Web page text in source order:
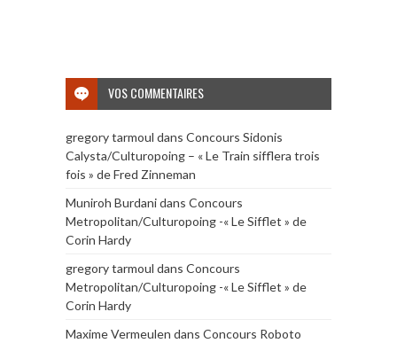
VOS COMMENTAIRES
gregory tarmoul dans Concours Sidonis
Calysta/Culturopoing – « Le Train sifflera trois
fois » de Fred Zinneman
Muniroh Burdanidans Concours
Metropolitan/Culturopoing -« Le Sifflet » de
Corin Hardy
gregory tarmoul dans Concours
Metropolitan/Culturopoing -« Le Sifflet » de
Corin Hardy
Maxime Vermeulen dans Concours Roboto